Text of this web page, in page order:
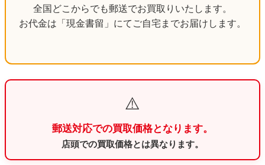
全国どこからでも郵送でお買取りいたします。
お代金は「現金書留」にてご自宅までお届けします。
⚠️
郵送対応での買取価格となります。
店頭での買取価格とは異なります。